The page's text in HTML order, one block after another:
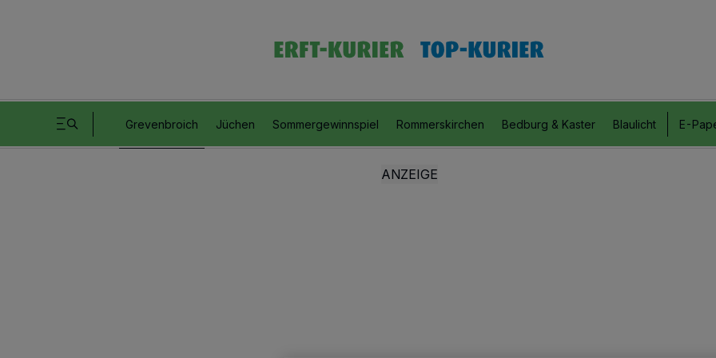
Grevenbroich Jüchen Sommergewinnspiel Rommerskirchen Bedburg & Kaster Blaulicht E-